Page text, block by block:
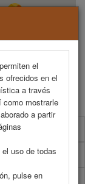
el
ofrecidos en el
a través
como mostrarle
a partir
uso de todas
pulse en